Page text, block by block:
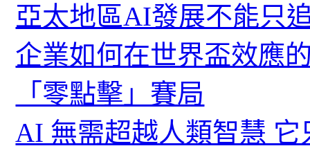
亞太地區AI發展不能只
企業如何在世界盃效應
「零點擊」賽局
AI 無需超越人類智慧